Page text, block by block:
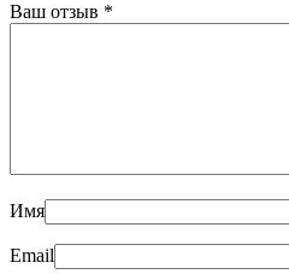
Ваш отзыв *
Имя
Email